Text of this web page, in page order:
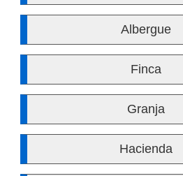
Albergue
Finca
Granja
Hacienda